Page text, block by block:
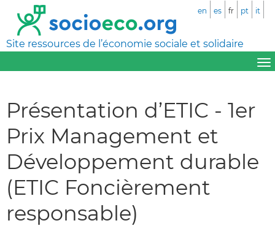
Site ressources de l’économie sociale et solidaire
en es fr pt it
Présentation d’ETIC - 1er
Prix Management et
Développement durable
(ETIC Foncièrement
responsable)